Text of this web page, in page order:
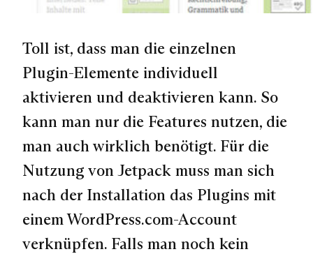
Toll ist, dass man die einzelnen
Plugin-Elemente individuell
aktivieren und deaktivieren kann. So
kann man nur die Features nutzen, die
man auch wirklich benötigt. Für die
Nutzung von Jetpack muss man sich
nach der Installation das Plugins mit
einem WordPress.com-Account
verknüpfen. Falls man noch kein